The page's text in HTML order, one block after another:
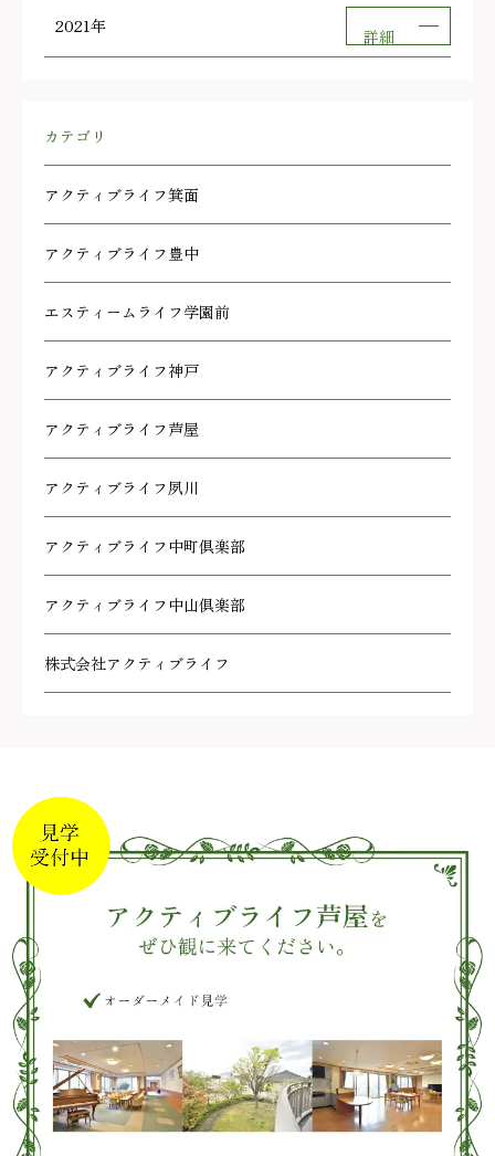
2021年 詳細
カテゴリ
アクティブライフ箕面
アクティブライフ豊中
エスティームライフ学園前
アクティブライフ神戸
アクティブライフ芦屋
アクティブライフ夙川
アクティブライフ中町倶楽部
アクティブライフ中山倶楽部
株式会社アクティブライフ